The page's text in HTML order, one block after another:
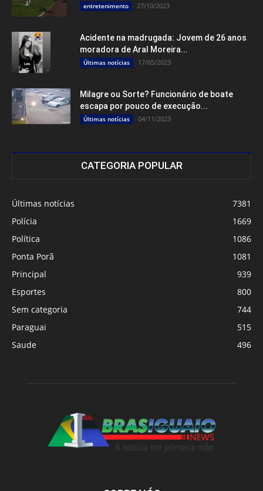
entretenimento 27/10/2023
Acidente na madrugada: Jovem de 26 anos
moradora de Aral Moreira...
Últimas notícias 17/05/2023
Milagre ou Sorte? Funcionário de boate
escapa por pouco de execução...
Últimas notícias 04/11/2023
CATEGORIA POPULAR
Últimas notícias
7381
Polícia
1669
Política
1086
Ponta Porã
1081
Principal
939
Esportes
800
Sem categoria
744
Paraguai
515
Saude
496